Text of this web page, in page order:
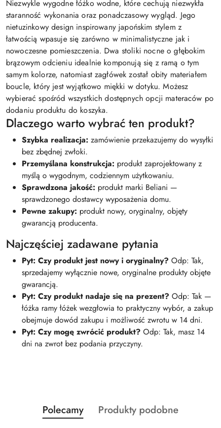
Niezwykle wygodne łóżko wodne, które cechują niezwykła
staranność wykonania oraz ponadczasowy wygląd. Jego
nietuzinkowy design inspirowany japońskim stylem z
łatwością wpasuje się zarówno w minimalistyczne jak i
nowoczesne pomieszczenia. Dwa stoliki nocne o głębokim
brązowym odcieniu idealnie komponują się z ramą o tym
samym kolorze, natomiast zagłówek został obity materiałem
boucle, który jest wyjątkowo miękki w dotyku. Możesz
wybierać spośród wszystkich dostępnych opcji materaców po
dodaniu produktu do koszyka.
Dlaczego warto wybrać ten produkt?
Szybka realizacja: zamówienie przekazujemy do wysyłki
bez zbędnej zwłoki.
Przemyślana konstrukcja: produkt zaprojektowany z
myślą o wygodnym, codziennym użytkowaniu.
Sprawdzona jakość: produkt marki Beliani —
sprawdzonego dostawcy wyposażenia domu.
Pewne zakupy: produkt nowy, oryginalny, objęty
gwarancją producenta.
Najczęściej zadawane pytania
Pyt: Czy produkt jest nowy i oryginalny? Odp: Tak,
sprzedajemy wyłącznie nowe, oryginalne produkty objęte
gwarancją.
Pyt: Czy produkt nadaje się na prezent? Odp: Tak —
łóżka ramy łóżek wezgłowia to praktyczny wybór, a zakup
obejmuje dowód zakupu i możliwość zwrotu w 14 dni.
Pyt: Czy mogę zwrócić produkt? Odp: Tak, masz 14
dni na zwrot bez podania przyczyny.
Pomiń karuzelę produktów
Produkty
o
Polecamy
Produkty
Produkty podobne